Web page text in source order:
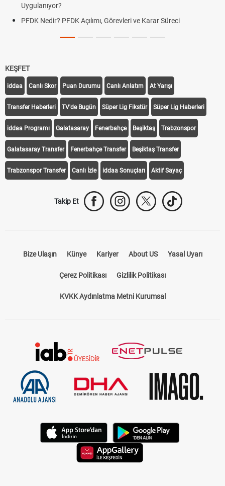
Açılımı, Görevleri ve Karar Süreci
DGS Sonuçları
KEŞFET
iddaa Canlı Skor Puan Durumu Canlı Anlatım At Yarışı
Transfer Haberleri TV'de Bugün Süper Lig Fikstür Süper Lig Haberleri
iddaa Programı Galatasaray Fenerbahçe Beşiktaş Trabzonspor
Galatasaray Transfer Fenerbahçe Transfer Beşiktaş Transfer
Trabzonspor Transfer Canlı İzle iddaa Sonuçları Aktif Sayaç